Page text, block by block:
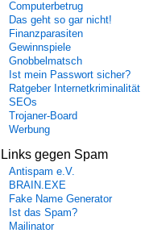
Computerbetrug
Das geht so gar nicht!
Finanzparasiten
Gewinnspiele
Gnobbelmatsch
Ist mein Passwort sicher?
Ratgeber Internetkriminalität
SEOs
Trojaner-Board
Werbung
Links gegen Spam
Antispam e.V.
BRAIN.EXE
Fake Name Generator
Ist das Spam?
Mailinator